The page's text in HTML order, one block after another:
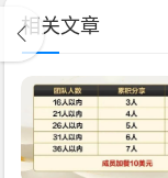
相关文章